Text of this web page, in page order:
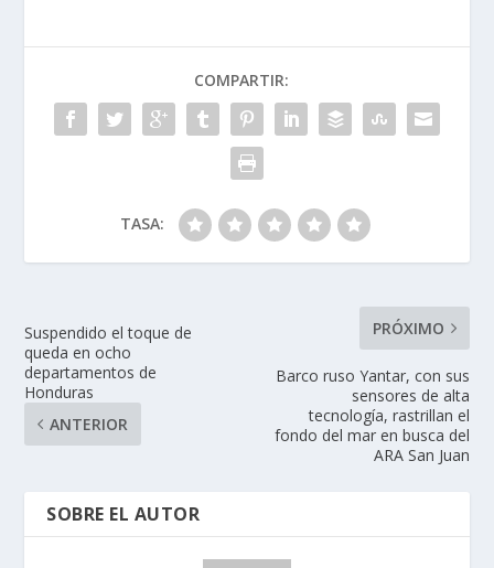
COMPARTIR:
TASA:
Suspendido el toque de
queda en ocho
departamentos de
Honduras
ANTERIOR
PRÓXIMO
Barco ruso Yantar, con sus
sensores de alta
tecnología, rastrillan el
fondo del mar en busca del
ARA San Juan
SOBRE EL AUTOR